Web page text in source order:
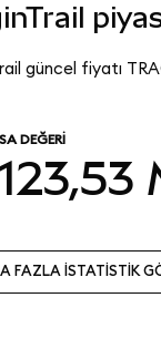
güncel fiyatı
DEĞERI
FAZLA İSTATİSTİK